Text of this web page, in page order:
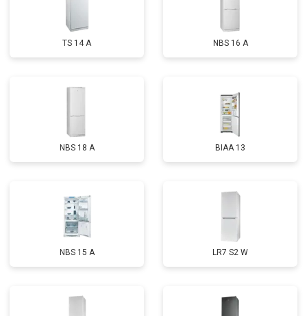
TS 14 A NBS 16 A
NBS 18 A BIAA 13
NBS 15 A LR7 S2 W